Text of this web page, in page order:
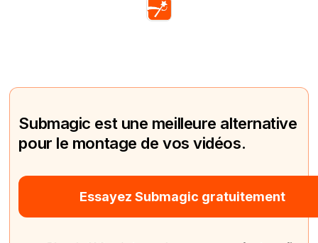
Submagic est une meilleure alternative
pour le montage de vos vidéos.
Essayez Submagic gratuitement